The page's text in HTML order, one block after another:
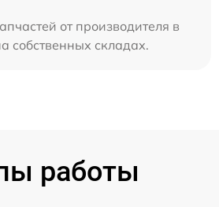
от производителя в
собственных складах.
работы